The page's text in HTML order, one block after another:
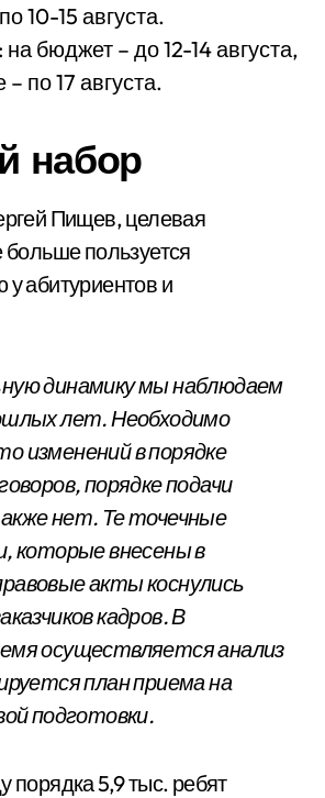
10-15 августа.
бюджет – до 12-14 августа,
по 17 августа.
набор
Пищев, целевая
больше пользуется
у абитуриентов и
динамику мы наблюдаем
лет. Необходимо
изменений в порядке
порядке подачи
нет. Те точечные
которые внесены в
акты коснулись
кадров. В
осуществляется анализ
план приема на
подготовки.
порядка 5,9 тыс. ребят